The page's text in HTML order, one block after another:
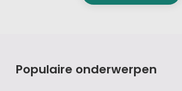
Populaire onderwerpen